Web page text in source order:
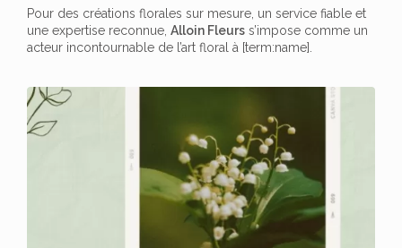
Pour des créations florales sur mesure, un service fiable et
une expertise reconnue, Alloin Fleurs s’impose comme un
acteur incontournable de l’art floral à [term:name].